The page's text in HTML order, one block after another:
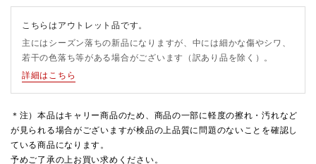
こちらはアウトレット品です。
主にはシーズン落ちの新品になりますが、中には細かな傷やシワ、
若干の色落ち等がある場合がございます（訳あり品を除く）。
詳細はこちら
＊注）本品はキャリー商品のため、商品の一部に軽度の擦れ・汚れなど
が見られる場合がございますが検品の上品質に問題のないことを確認し
ている商品になります。
予めご了承の上お買い求めください。